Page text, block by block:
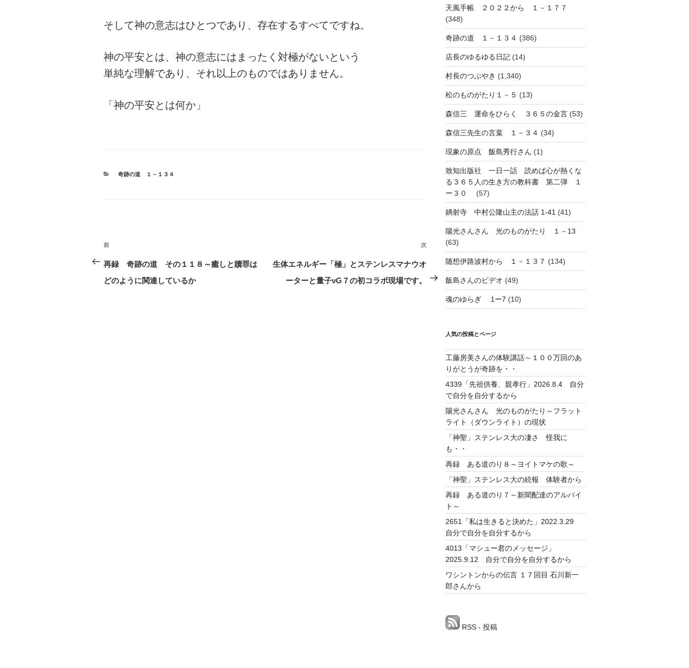
そして神の意志はひとつであり、存在するすべてですね。
神の平安とは、神の意志にはまったく対極がないという
単純な理解であり、それ以上のものではありません。
「神の平安とは何か」
カ
奇跡の道 １－１３４
投
稿
ナ
前
の
投
前
再録 奇跡の道 その１１８～癒しと贖罪は
どのように関連しているか
次
の
投
次
生体エネルギー「極」とステンレスマナウオ
ーターと量子νG７の初コラボ現場です。
天風手帳 ２０２２から １－１７７
(348)
奇跡の道 １－１３４ (386)
店長のゆるゆる日記 (14)
村長のつぶやき (1,340)
松のものがたり１－５ (13)
森信三 運命をひらく ３６５の金言 (53)
森信三先生の言葉 １－３４ (34)
現象の原点 飯島秀行さん (1)
致知出版社 一日一話 読めば心が熱くな
る３６５人の生き方の教科書 第二弾 １
ー３０
(57)
鏑射寺 中村公隆山主の法話 1-41 (41)
陽光さんさん 光のものがたり １－13
(63)
随想伊路波村から １－１３７ (134)
飯島さんのビデオ (49)
魂のゆらぎ 1ー7 (10)
人気の投稿とページ
工藤房美さんの体験講話～１００万回のあ
りがとうが奇跡を・・
4339「先祖供養、親孝行」2026.8.4 自分
で自分を自分するから
陽光さんさん 光のものがたり～フラット
ライト（ダウンライト）の現状
「神聖」ステンレス大の凄さ 怪我に
も・・
再録 ある道のり８～ヨイトマケの歌～
「神聖」ステンレス大の続報 体験者から
再録 ある道のり７～新聞配達のアルバイ
ト～
2651「私は生きると決めた」2022.3.29
自分で自分を自分するから
4013「マシュー君のメッセージ」
2025.9.12 自分で自分を自分するから
ワシントンからの伝言 １７回目 石川新一
郎さんから
RSS - 投稿